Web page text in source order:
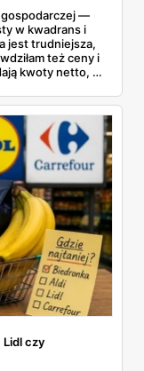
gospodarczej —
w kwadrans i
jest trudniejsza,
też ceny i
kwoty netto, a
kosztuje w
Lidl czy